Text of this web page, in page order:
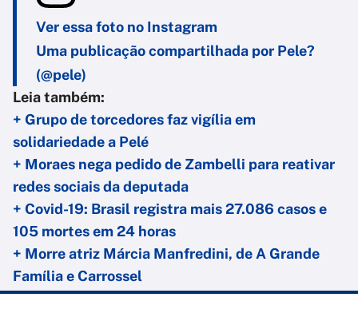
Ver essa foto no Instagram
Uma publicação compartilhada por Pele?
(@pele)
Leia também:
+ Grupo de torcedores faz vigília em
solidariedade a Pelé
+ Moraes nega pedido de Zambelli para reativar
redes sociais da deputada
+ Covid-19: Brasil registra mais 27.086 casos e
105 mortes em 24 horas
+ Morre atriz Márcia Manfredini, de A Grande
Família e Carrossel